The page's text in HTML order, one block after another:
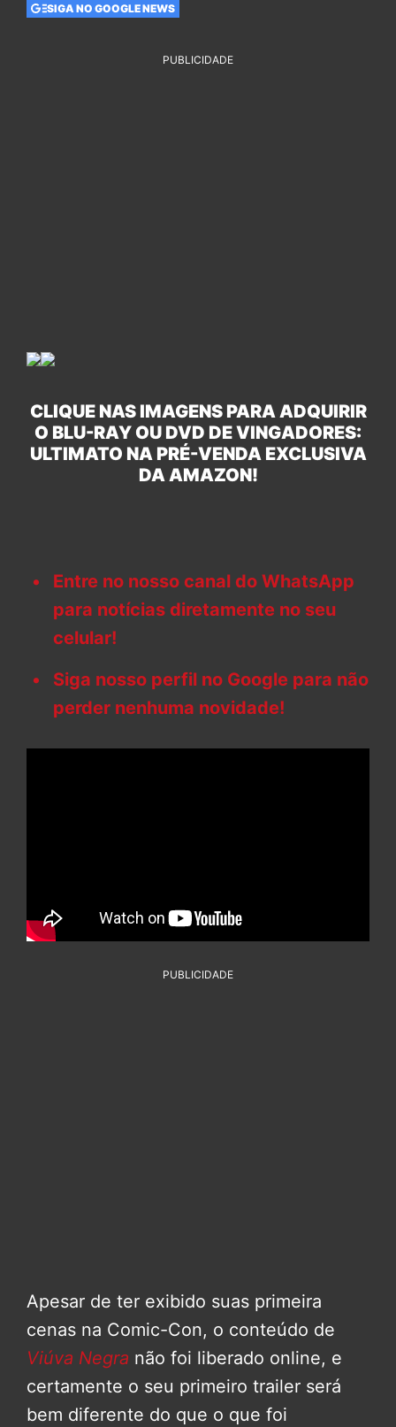
SIGA NO GOOGLE NEWS
PUBLICIDADE
CLIQUE NAS IMAGENS PARA ADQUIRIR
O BLU-RAY OU DVD DE VINGADORES:
ULTIMATO NA PRÉ-VENDA EXCLUSIVA
DA AMAZON!
Entre no nosso canal do WhatsApp
para notícias diretamente no seu
celular!
Siga nosso perfil no Google para não
perder nenhuma novidade!
PUBLICIDADE
Apesar de ter exibido suas primeira
cenas na Comic-Con, o conteúdo de
Viúva Negra não foi liberado online, e
certamente o seu primeiro trailer será
bem diferente do que o que foi